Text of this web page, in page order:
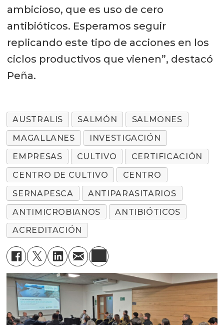
ambicioso, que es uso de cero
antibióticos. Esperamos seguir
replicando este tipo de acciones en los
ciclos productivos que vienen”, destacó
Peña.
AUSTRALIS SALMÓN
SALMONES
MAGALLANES
INVESTIGACIÓN
EMPRESAS
CULTIVO
CERTIFICACIÓN
CENTRO DE CULTIVO
CENTRO
SERNAPESCA
ANTIPARASITARIOS
ANTIMICROBIANOS
ANTIBIÓTICOS
ACREDITACIÓN